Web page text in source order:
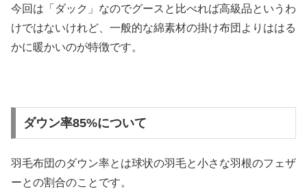
今回は「ダック」なのでグースと比べれば高級品というわ
けではないけれど、一般的な綿素材の掛け布団よりははる
かに暖かいのが特徴です。
ダウン率85%について
羽毛布団のダウン率とは球状の羽毛と小さな羽根のフェザ
ーとの割合のことです。